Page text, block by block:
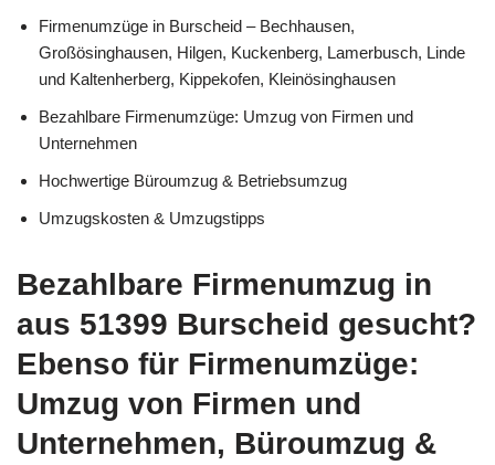
Firmenumzüge in Burscheid – Bechhausen,
Großösinghausen, Hilgen, Kuckenberg, Lamerbusch, Linde
und Kaltenherberg, Kippekofen, Kleinösinghausen
Bezahlbare Firmenumzüge: Umzug von Firmen und
Unternehmen
Hochwertige Büroumzug & Betriebsumzug
Umzugskosten & Umzugstipps
Bezahlbare Firmenumzug in
aus 51399 Burscheid gesucht?
Ebenso für Firmenumzüge:
Umzug von Firmen und
Unternehmen, Büroumzug &